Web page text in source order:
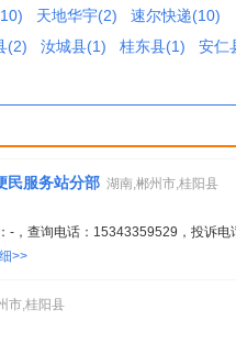
天地华宇(2)
速尔快递(10)
(2) 汝城县(1) 桂东县(1)
安仁
民服务站分部 湖南,郴州市,桂阳县
-，查询电话：15343359529，投诉
>>
市,桂阳县